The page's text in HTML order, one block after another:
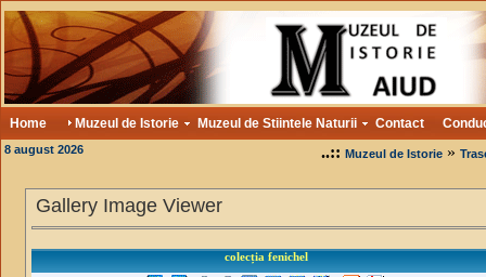
Home Muzeul de Istorie Muzeul de Stiintele Naturii Contact
8 august 2026 ..:: Muzeul de Istorie»
Gallery Image Viewer
colecția fenichel